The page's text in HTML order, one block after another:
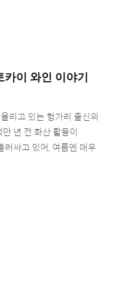
이 와인 이야기
리고 있는 헝가리 출신의
년 전 화산 활동이
싸고 있어, 여름엔 매우